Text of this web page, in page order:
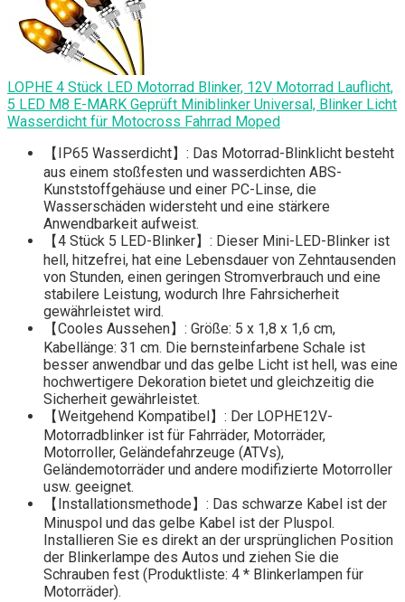
LOPHE 4 Stück LED Motorrad Blinker, 12V Motorrad Lauflicht,
5 LED M8 E-MARK Geprüft Miniblinker Universal, Blinker Licht
Wasserdicht für Motocross Fahrrad Moped
【IP65 Wasserdicht】: Das Motorrad-Blinklicht besteht
aus einem stoßfesten und wasserdichten ABS-
Kunststoffgehäuse und einer PC-Linse, die
Wasserschäden widersteht und eine stärkere
Anwendbarkeit aufweist.
【4 Stück 5 LED-Blinker】: Dieser Mini-LED-Blinker ist
hell, hitzefrei, hat eine Lebensdauer von Zehntausenden
von Stunden, einen geringen Stromverbrauch und eine
stabilere Leistung, wodurch Ihre Fahrsicherheit
gewährleistet wird.
【Cooles Aussehen】: Größe: 5 x 1,8 x 1,6 cm,
Kabellänge: 31 cm. Die bernsteinfarbene Schale ist
besser anwendbar und das gelbe Licht ist hell, was eine
hochwertigere Dekoration bietet und gleichzeitig die
Sicherheit gewährleistet.
【Weitgehend Kompatibel】: Der LOPHE12V-
Motorradblinker ist für Fahrräder, Motorräder,
Motorroller, Geländefahrzeuge (ATVs),
Geländemotorräder und andere modifizierte Motorroller
usw. geeignet.
【Installationsmethode】: Das schwarze Kabel ist der
Minuspol und das gelbe Kabel ist der Pluspol.
Installieren Sie es direkt an der ursprünglichen Position
der Blinkerlampe des Autos und ziehen Sie die
Schrauben fest (Produktliste: 4 * Blinkerlampen für
Motorräder).